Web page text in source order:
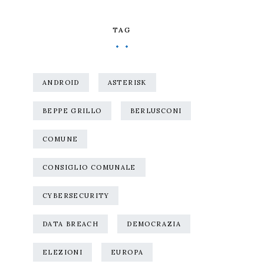
TAG
ANDROID ASTERISK
BEPPE GRILLO BERLUSCONI
COMUNE
CONSIGLIO COMUNALE
CYBERSECURITY
DATA BREACH DEMOCRAZIA
ELEZIONI EUROPA